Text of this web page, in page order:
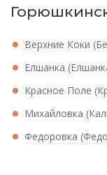
Верхние Коки
Елшанка
Красное Поле
Михайловка
Федоровка